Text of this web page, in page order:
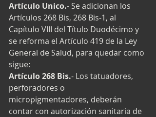
Artículo Unico.- Se adicionan los
Artículos 268 Bis, 268 Bis-1, al
Capítulo VIII del Título Duodécimo y
se reforma el Artículo 419 de la Ley
General de Salud, para quedar como
sigue:
Artículo 268 Bis.- Los tatuadores,
perforadores o
micropigmentadores, deberán
contar con autorización sanitaria de